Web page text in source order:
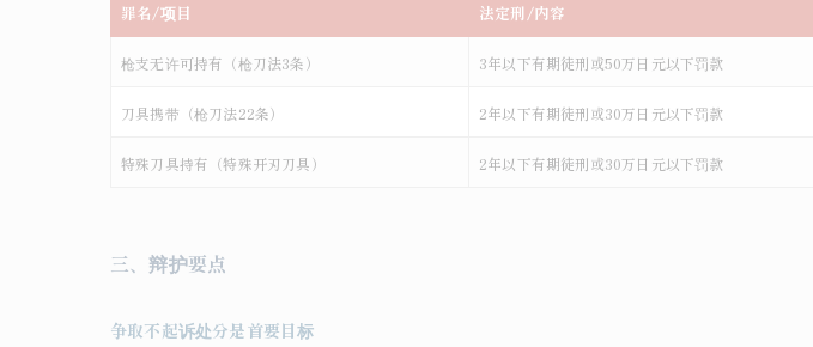
罪名/项目 法定刑/内容
枪支无许可持有（枪刀法3条） 3年以下有期徒刑或50万日元以下罚款
刀具携带（枪刀法22条） 2年以下有期徒刑或30万日元以下罚款
特殊刀具持有（特殊开刃刀具） 2年以下有期徒刑或30万日元以下罚款
三、辩护要点
争取不起诉处分是首要目标